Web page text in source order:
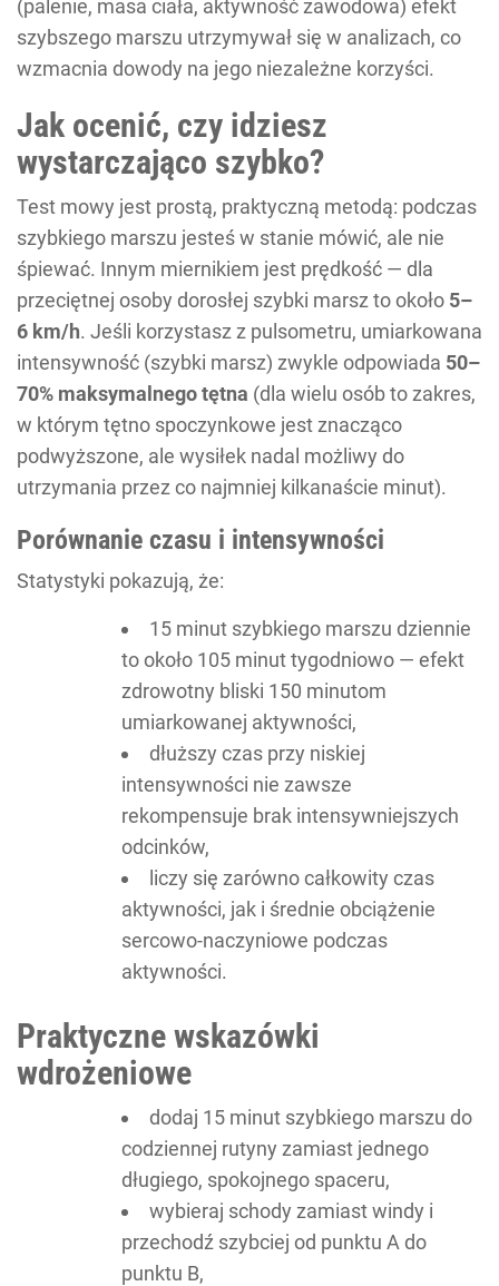
(palenie, masa ciała, aktywność zawodowa) efekt
szybszego marszu utrzymywał się w analizach, co
wzmacnia dowody na jego niezależne korzyści.
Jak ocenić, czy idziesz
wystarczająco szybko?
Test mowy jest prostą, praktyczną metodą: podczas
szybkiego marszu jesteś w stanie mówić, ale nie
śpiewać. Innym miernikiem jest prędkość — dla
przeciętnej osoby dorosłej szybki marsz to około 5–
6 km/h. Jeśli korzystasz z pulsometru, umiarkowana
intensywność (szybki marsz) zwykle odpowiada 50–
70% maksymalnego tętna (dla wielu osób to zakres,
w którym tętno spoczynkowe jest znacząco
podwyższone, ale wysiłek nadal możliwy do
utrzymania przez co najmniej kilkanaście minut).
Porównanie czasu i intensywności
Statystyki pokazują, że:
15 minut szybkiego marszu dziennie
to około 105 minut tygodniowo — efekt
zdrowotny bliski 150 minutom
umiarkowanej aktywności,
dłuższy czas przy niskiej
intensywności nie zawsze
rekompensuje brak intensywniejszych
odcinków,
liczy się zarówno całkowity czas
aktywności, jak i średnie obciążenie
sercowo-naczyniowe podczas
aktywności.
Praktyczne wskazówki
wdrożeniowe
dodaj 15 minut szybkiego marszu do
codziennej rutyny zamiast jednego
długiego, spokojnego spaceru,
wybieraj schody zamiast windy i
przechodź szybciej od punktu A do
punktu B,